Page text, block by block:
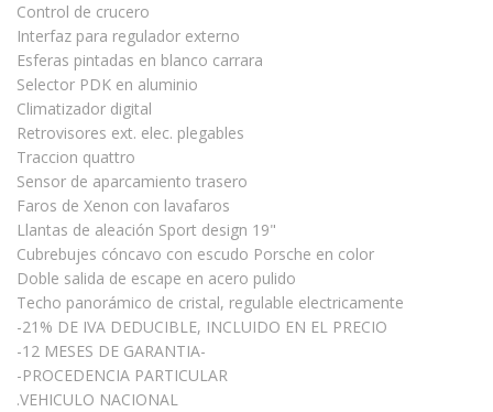
Control de crucero
Interfaz para regulador externo
Esferas pintadas en blanco carrara
Selector PDK en aluminio
Climatizador digital
Retrovisores ext. elec. plegables
Traccion quattro
Sensor de aparcamiento trasero
Faros de Xenon con lavafaros
Llantas de aleación Sport design 19"
Cubrebujes cóncavo con escudo Porsche en color
Doble salida de escape en acero pulido
Techo panorámico de cristal, regulable electricamente
-21% DE IVA DEDUCIBLE, INCLUIDO EN EL PRECIO
-12 MESES DE GARANTIA-
-PROCEDENCIA PARTICULAR
.VEHICULO NACIONAL